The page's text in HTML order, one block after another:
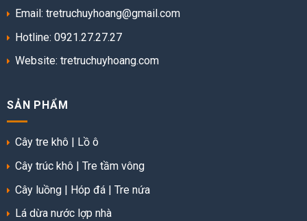
Email: tretruchuyhoang@gmail.com
Hotline: 0921.27.27.27
Website: tretruchuyhoang.com
SẢN PHẨM
Cây tre khô
Lồ ô
Cây trúc khô | Tre tầm vông
Cây luồng | Hóp đá | Tre nứa
Lá dừa nước lợp nhà